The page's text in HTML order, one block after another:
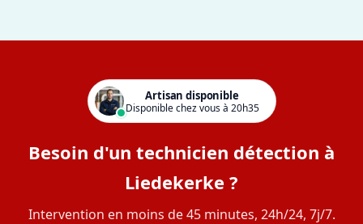
Artisan disponible
Disponible chez vous à 20h35
Besoin d'un technicien détection à
Liedekerke ?
Intervention en moins de 45 minutes, 24h/24, 7j/7.